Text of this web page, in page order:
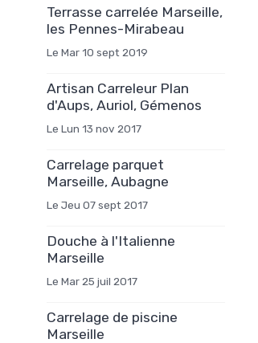
Terrasse carrelée Marseille,
les Pennes-Mirabeau
Le Mar 10 sept 2019
Artisan Carreleur Plan
d'Aups, Auriol, Gémenos
Le Lun 13 nov 2017
Carrelage parquet
Marseille, Aubagne
Le Jeu 07 sept 2017
Douche à l'Italienne
Marseille
Le Mar 25 juil 2017
Carrelage de piscine
Marseille